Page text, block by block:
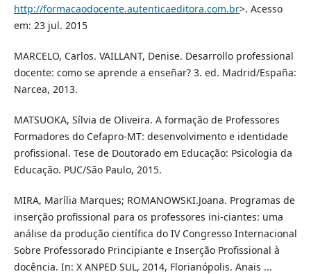
http://formacaodocente.autenticaeditora.com.br>. Acesso
em: 23 jul. 2015
MARCELO, Carlos. VAILLANT, Denise. Desarrollo professional
docente: como se aprende a enseñar? 3. ed. Madrid/España:
Narcea, 2013.
MATSUOKA, Sílvia de Oliveira. A formação de Professores
Formadores do Cefapro-MT: desenvolvimento e identidade
profissional. Tese de Doutorado em Educação: Psicologia da
Educação. PUC/São Paulo, 2015.
MIRA, Marília Marques; ROMANOWSKI.Joana. Programas de
inserção profissional para os professores ini-ciantes: uma
análise da produção científica do IV Congresso Internacional
Sobre Professorado Principiante e Inserção Profissional à
docência. In: X ANPED SUL, 2014, Florianópolis. Anais ...